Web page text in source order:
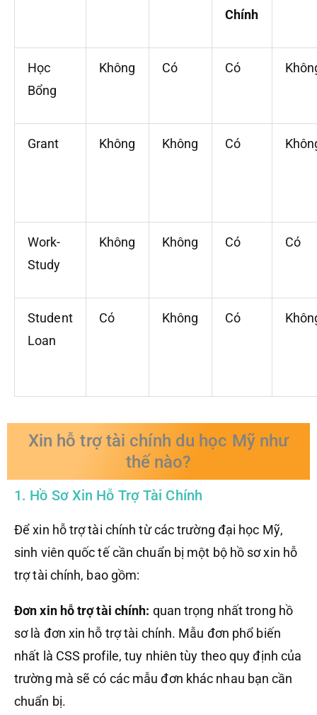
Chính
Học
Bổng
Không Có Có
Grant Không Không Có
Work-
Study
Không Không Có Có
Student
Loan
Có Không Có
Xin hỗ trợ tài chính du học Mỹ như
thế nào?
1. Hồ Sơ Xin Hỗ Trợ Tài Chính
Để xin hỗ trợ tài chính từ các trường đại học Mỹ,
sinh viên quốc tế cần chuẩn bị một bộ hồ sơ xin hỗ
trợ tài chính, bao gồm:
Đơn xin hỗ trợ tài chính: quan trọng nhất trong hồ
sơ là đơn xin hỗ trợ tài chính. Mẫu đơn phổ biến
nhất là CSS profile, tuy nhiên tùy theo quy định của
trường mà sẽ có các mẫu đơn khác nhau bạn cần
chuẩn bị.